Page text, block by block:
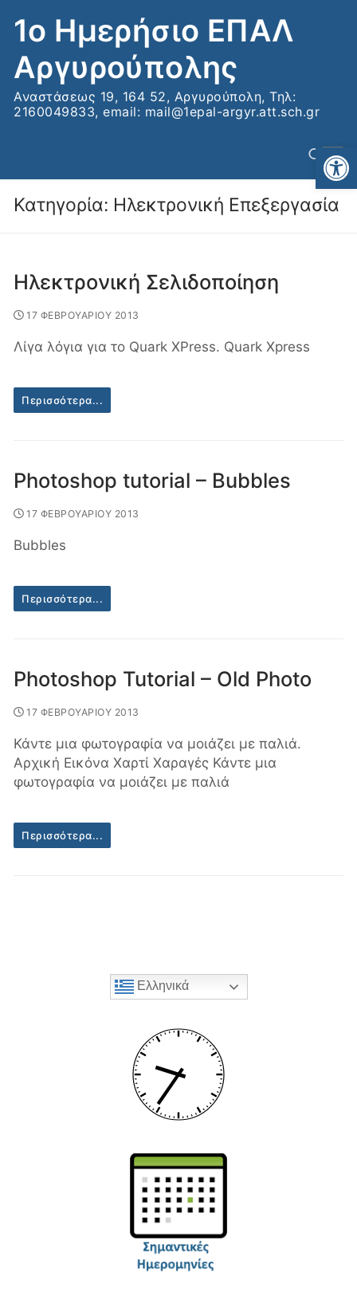
στο
περιεχόμενο
1ο Ημερήσιο ΕΠΑΛ
Αργυρούπολης
Αναστάσεως 19, 164 52, Αργυρούπολη, Τηλ:
2160049833, email: mail@1epal-argyr.att.sch.gr
Κατηγορία: Ηλεκτρονική Επεξεργασία
Ηλεκτρονική Σελιδοποίηση
17 ΦΕΒΡΟΥΑΡΙΟΥ 2013
Λίγα λόγια για το Quark XPress. Quark Xpress
Περισσότερα...
Photoshop tutorial – Bubbles
17 ΦΕΒΡΟΥΑΡΙΟΥ 2013
Βubbles
Περισσότερα...
Photoshop Tutorial – Old Photo
17 ΦΕΒΡΟΥΑΡΙΟΥ 2013
Κάντε μια φωτογραφία να μοιάζει με παλιά.
Αρχική Εικόνα Χαρτί Χαραγές Κάντε μια
φωτογραφία να μοιάζει με παλιά
Περισσότερα...
Ελληνικά